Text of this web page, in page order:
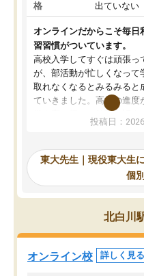
格
出ていない
オンラインだからこそ毎日
習習慣がついています。
高校入学してすぐは頑張っ
が、部活動が忙しくなって
取れなくなるとみるみると
ていきました。高校の進度
供も家に帰って勉強の話す
応を示します。東大先生に
れるので、親としても安心
使える自習室とかもあり、
ところがあれば先生が回答
のも重宝しています。
投稿日：
東大先生｜現役東大生
個
北白川
オンライン校 詳しく見る